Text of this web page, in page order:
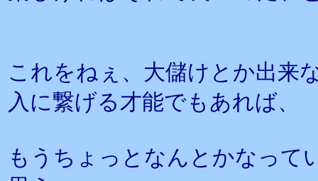
これをねぇ、大儲けとか出来
入に繋げる才能でもあれば、
もうちょっとなんとかなって